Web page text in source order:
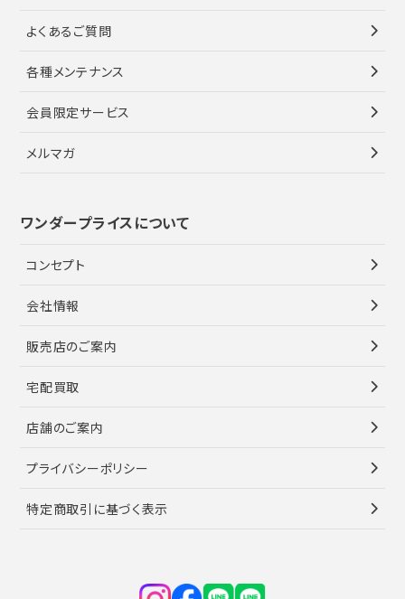
よくあるご質問
各種メンテナンス
会員限定サービス
メルマガ
ワンダープライスについて
コンセプト
会社情報
販売店のご案内
宅配買取
店舗のご案内
プライバシーポリシー
特定商取引に基づく表示